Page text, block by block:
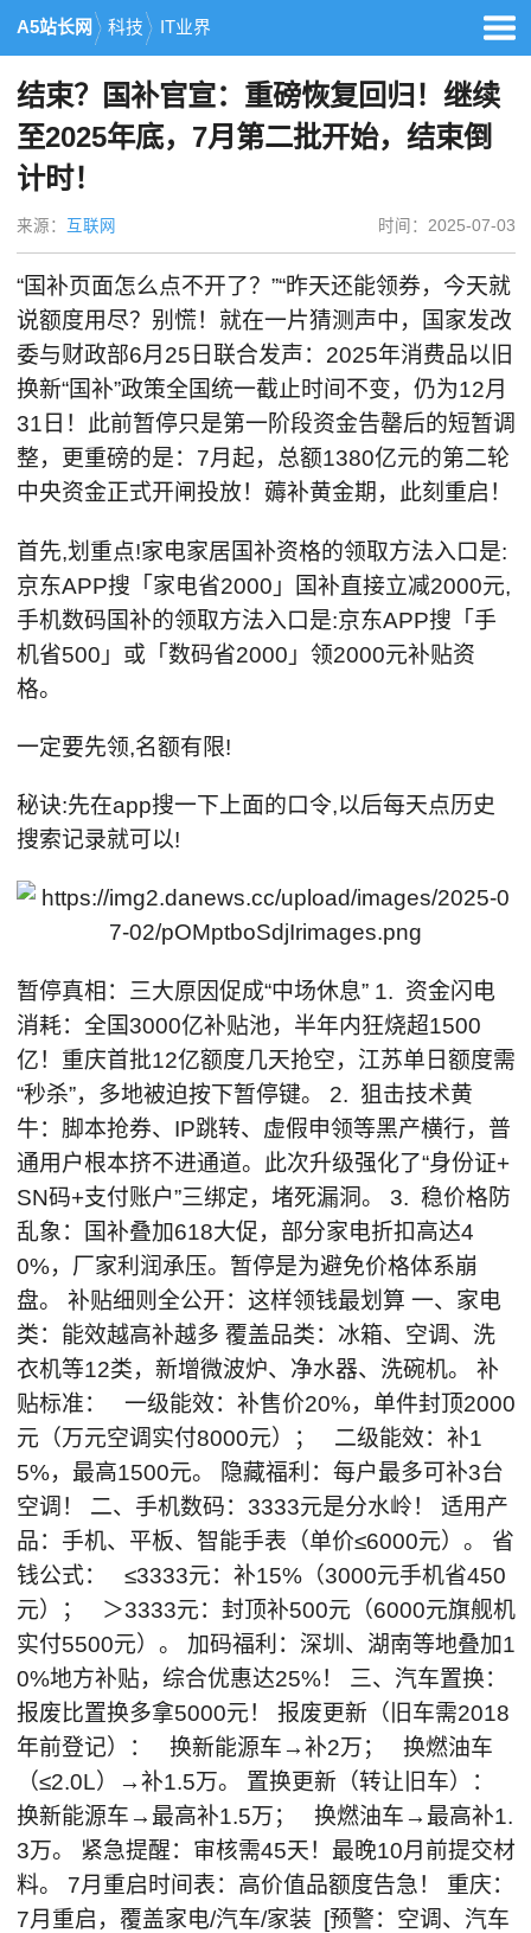
A5站长网 科技 IT业界
结束？国补官宣：重磅恢复回归！继续
至2025年底，7月第二批开始，结束倒
计时！
来源： 互联网 时间：2025-07-03
“国补页面怎么点不开了？”“昨天还能领券，今天就
说额度用尽？别慌！就在一片猜测声中，国家发改
委与财政部6月25日联合发声：2025年消费品以旧
换新“国补”政策全国统一截止时间不变，仍为12月
31日！此前暂停只是第一阶段资金告罄后的短暂调
整，更重磅的是：7月起，总额1380亿元的第二轮
中央资金正式开闸投放！薅补黄金期，此刻重启！
首先,划重点!家电家居国补资格的领取方法入口是:
京东APP搜「家电省2000」国补直接立减2000元,
手机数码国补的领取方法入口是:京东APP搜「手
机省500」或「数码省2000」领2000元补贴资
格。
一定要先领,名额有限!
秘诀:先在app搜一下上面的口令,以后每天点历史
搜索记录就可以!
暂停真相：三大原因促成“中场休息” 1. 资金闪电
消耗：全国3000亿补贴池，半年内狂烧超1500
亿！重庆首批12亿额度几天抢空，江苏单日额度需
“秒杀”，多地被迫按下暂停键。 2. 狙击技术黄
牛：脚本抢券、IP跳转、虚假申领等黑产横行，普
通用户根本挤不进通道。此次升级强化了“身份证+
SN码+支付账户”三绑定，堵死漏洞。 3. 稳价格防
乱象：国补叠加618大促，部分家电折扣高达4
0%，厂家利润承压。暂停是为避免价格体系崩
盘。 补贴细则全公开：这样领钱最划算 一、家电
类：能效越高补越多 覆盖品类：冰箱、空调、洗
衣机等12类，新增微波炉、净水器、洗碗机。 补
贴标准： 一级能效：补售价20%，单件封顶2000
元（万元空调实付8000元）； 二级能效：补1
5%，最高1500元。 隐藏福利：每户最多可补3台
空调！ 二、手机数码：3333元是分水岭！ 适用产
品：手机、平板、智能手表（单价≤6000元）。 省
钱公式： ≤3333元：补15%（3000元手机省450
元）； ＞3333元：封顶补500元（6000元旗舰机
实付5500元）。 加码福利：深圳、湖南等地叠加1
0%地方补贴，综合优惠达25%！ 三、汽车置换：
报废比置换多拿5000元！ 报废更新（旧车需2018
年前登记）： 换新能源车→补2万； 换燃油车
（≤2.0L）→补1.5万。 置换更新（转让旧车）：
换新能源车→最高补1.5万； 换燃油车→最高补1.
3万。 紧急提醒：审核需45天！最晚10月前提交材
料。 7月重启时间表：高价值品额度告急！ 重庆：
7月重启，覆盖家电/汽车/家装 [预警：空调、汽车